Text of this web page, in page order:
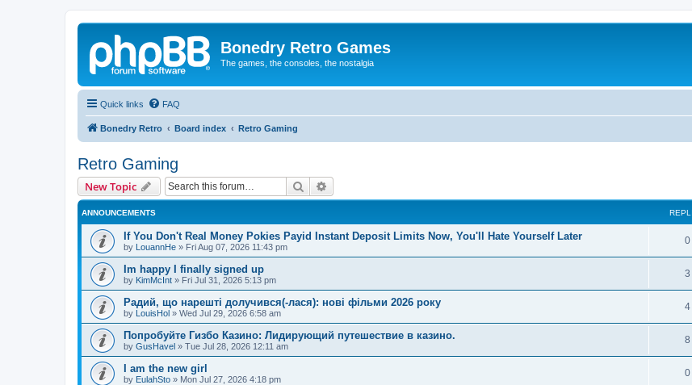
Bonedry Retro Games
The games, the consoles, the nostalgia
Quick links FAQ
Bonedry Retro Board index Retro Gaming
Retro Gaming
New Topic Search
ANNOUNCEMENTS
If You Don't Real Money Pokies Payid Instant Deposit Limits Now, You'll Hate Yourself Later
by LouannHe » Fri Aug 07, 2026 11:43 pm
0
Im happy I finally signed up
by KimMcInt » Fri Jul 31, 2026 5:13 pm
3
Радий, що нарешті долучився(-лася): нові фільми 2026 року
by LouisHol » Wed Jul 29, 2026 6:58 am
4
Попробуйте Гизбо Казино: Лидирующий путешествие в казино.
by GusHavel » Tue Jul 28, 2026 12:11 am
8
I am the new girl
by EulahSto » Mon Jul 27, 2026 4:18 pm
0